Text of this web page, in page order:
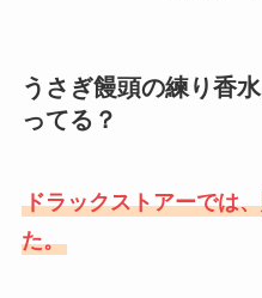
うさぎ饅頭の練り香
ってる？
ドラックストアーでは
た。